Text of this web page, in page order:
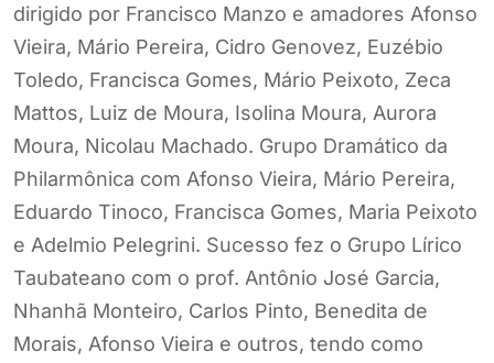
dirigido por Francisco Manzo e amadores Afonso
Vieira, Mário Pereira, Cidro Genovez, Euzébio
Toledo, Francisca Gomes, Mário Peixoto, Zeca
Mattos, Luiz de Moura, Isolina Moura, Aurora
Moura, Nicolau Machado. Grupo Dramático da
Philarmônica com Afonso Vieira, Mário Pereira,
Eduardo Tinoco, Francisca Gomes, Maria Peixoto
e Adelmio Pelegrini. Sucesso fez o Grupo Lírico
Taubateano com o prof. Antônio José Garcia,
Nhanhã Monteiro, Carlos Pinto, Benedita de
Morais, Afonso Vieira e outros, tendo como